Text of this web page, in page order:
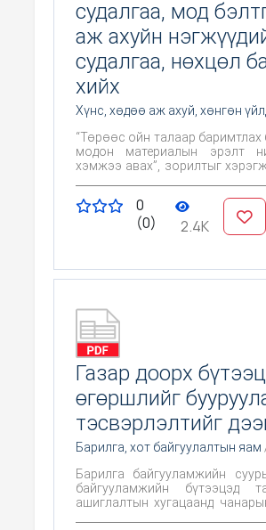
судалгаа, мод
аж ахуйн
судалгаа, нөхцөл
хийх
Хүнс, хөдөө аж ахуй, хөнгөн
“Төрөөс ойн талаар баримтлах
модон материалын эрэлт
хэмжээ авах”, зорилтыг
тогтоох
0
(0)
2.4K
Газар доорх
өгөршлийг
тэсвэрлэлтийг
Барилга, хот байгуулалтын яам
Барилга байгууламжийн
байгууламжийн бүтээцэд
ашиглалтын хугацаанд